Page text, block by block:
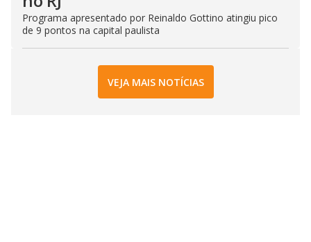
Programa apresentado por Reinaldo Gottino atingiu pico
de 9 pontos na capital paulista
VEJA MAIS NOTÍCIAS